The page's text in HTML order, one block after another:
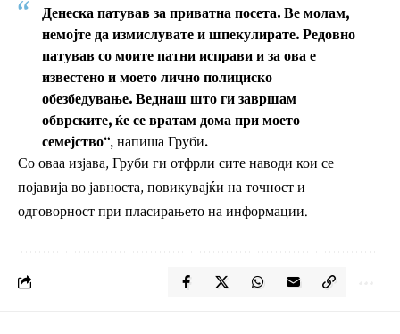
Денеска патував за приватна посета. Ве молам,
немојте да измислувате и шпекулирате. Редовно
патував со моите патни исправи и за ова е
известено и моето лично полициско
обезбедување. Веднаш што ги завршам
обврските, ќе се вратам дома при моето
семејство“, напиша Груби.
Со оваа изјава, Груби ги отфрли сите наводи кои се
појавија во јавноста, повикувајќи на точност и
одговорност при пласирањето на информации.